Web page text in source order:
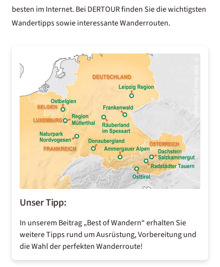
besten im Internet. Bei DERTOUR finden Sie die wichtigsten
Wandertipps sowie interessante Wanderrouten.
Bild
:
Best of Wandern
Unser Tipp:
In unserem Beitrag„Best of Wandern“erhalten Sie
weitere Tipps rund um Ausrüstung, Vorbereitung und
die Wahl der perfekten Wanderroute!